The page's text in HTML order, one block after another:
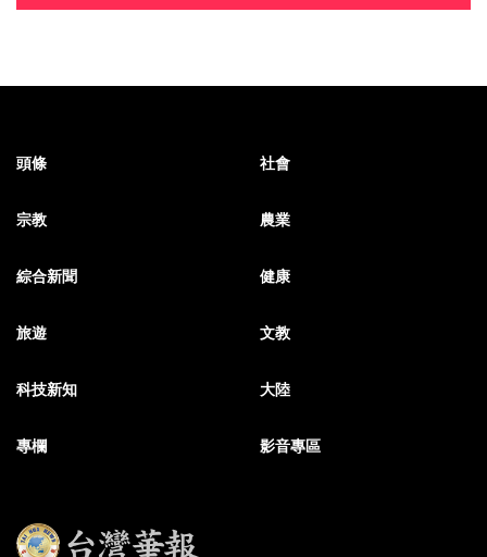
頭條 社會
宗教 農業
綜合新聞 健康
旅遊 文教
科技新知 大陸
專欄 影音專區